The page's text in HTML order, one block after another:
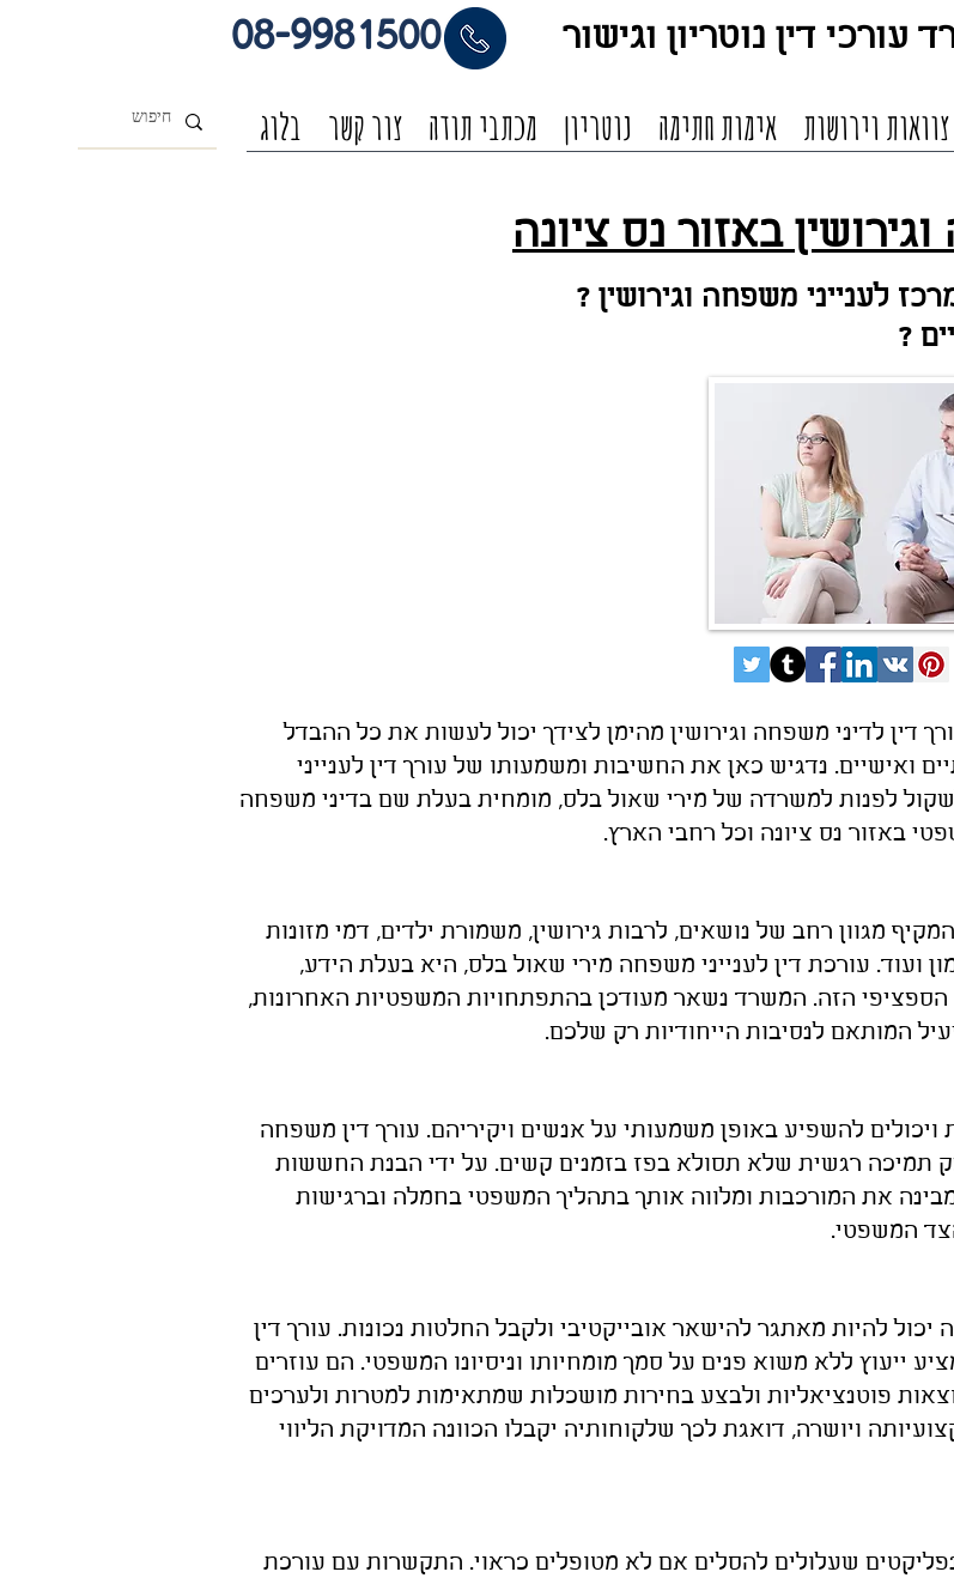
08-9981500 דין נוטריון וגישור
צוואות וירושות אימות חתימה נוטריון מכתבי תודה צור קשר בלוג
באזור נס ציונה
לענייני משפחה וגירושין ?
?
דין לדיני משפחה וגירושין מהימן לצידך יכול לעשות את כל ההבדל
ואישיים. נדגיש כאן את החשיבות ומשמעותו של עורך דין לענייני
לפנות למשרדה של מירי שאול בלס, מומחית בעלת שם בדיני משפחה
באזור נס ציונה וכל רחבי הארץ.
מגוון רחב של נושאים, לרבות גירושין, משמורת ילדים, דמי מזונות
ועוד. עורכת דין לענייני משפחה מירי שאול בלס, היא בעלת הידע,
הספציפי הזה. המשרד נשאר מעודכן בהתפתחויות המשפטיות האחרונות,
יעיל המותאם לנסיבות הייחודיות רק שלכם.
להשפיע באופן משמעותי על אנשים ויקיריהם. עורך דין משפחה
תמיכה רגשית שלא תסולא בפז בזמנים קשים. על ידי הבנת החששות
את המורכבות ומלווה אותך בתהליך המשפטי בחמלה וברגישות
המשפטי.
להיות מאתגר להישאר אובייקטיבי ולקבל החלטות נכונות. עורך דין
ייעוץ ללא משוא פנים על סמך מומחיותו וניסיונו המשפטי. הם עוזרים
פוטנציאליות ולבצע בחירות מושכלות שמתאימות למטרות ולערכים
ויושרה, דואגת לכך שלקוחותיה יקבלו הכוונה המדויקת הליווי
שעלולים להסלים אם לא מטופלים כראוי. התקשרות עם עורכת